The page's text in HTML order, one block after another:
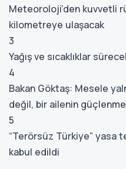
Meteoroloji’den kuvvetli
kilometreye ulaşacak
3
Yağış ve sıcaklıklar
4
Bakan Göktaş: Mesele
değil, bir ailenin
5
“Terörsüz Türkiye” yasa
kabul edildi